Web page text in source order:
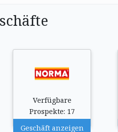
Verfügbare
Prospekte: 17
Geschäft anzeigen